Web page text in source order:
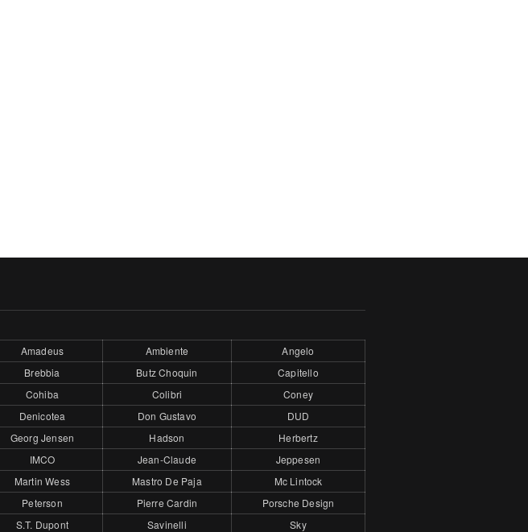
Amadeus Ambiente
Angelo
Brebbia Butz Choquin
Capitello
Cohiba Colibri
Coney
Denicotea Don Gustavo
DUD
Georg Jensen Hadson
Herbertz
IMCO Jean-Claude
Jeppesen
Martin Wess Mastro De Paja
Mc Lintock
Peterson Pierre Cardin
Porsche Design
S.T. Dupont Savinelli
Sky